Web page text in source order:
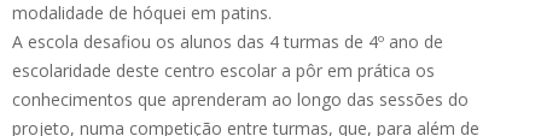
modalidade de hóquei em patins.
A escola desafiou os alunos das 4 turmas de 4º ano de
escolaridade deste centro escolar a pôr em prática os
conhecimentos que aprenderam ao longo das sessões do
projeto, numa competição entre turmas, que, para além de